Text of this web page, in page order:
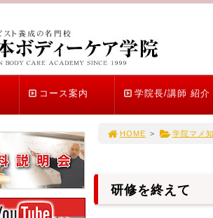
コース案内 学院長/講師 紹介
HOME > 学院マメ
研修を終えて